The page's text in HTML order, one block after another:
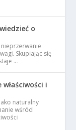
o
Skupiając się
…
i
naturalny
wśród